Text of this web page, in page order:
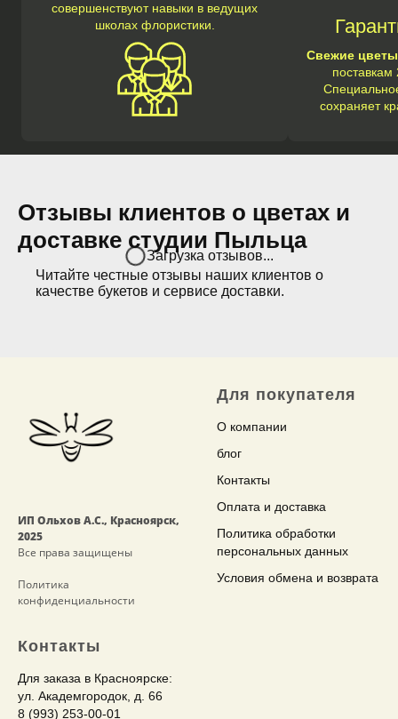
совершенствуют навыки в ведущих
школах флористики.
Свежие цветы
сохраняет
Отзывы клиентов о цветах и
доставке студии Пыльца
Читайте честные отзывы наших клиентов о
качестве букетов и сервисе доставки.
Загрузка отзывов...
ИП Ольхов А.С., Красноярск,
2025
Все права защищены
Политика
конфиденциальности
Для покупателя
О компании
блог
Контакты
Оплата и доставка
Политика обработки
персональных данных
Условия обмена и возврата
Контакты
Для заказа в Красноярске:
ул. Академгородок, д. 66
8 (993) 253-00-01